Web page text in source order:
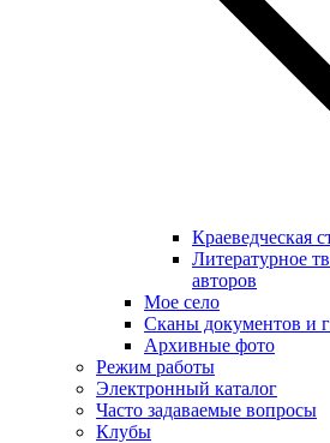
Краеведческая
Литературное
авторов
Мое село
Сканы документов и
Архивные фото
Режим работы
Электронный каталог
Часто задаваемые вопросы
Клубы